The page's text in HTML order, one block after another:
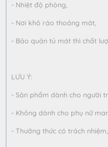
- Nhiệt độ phòng,
- Nơi khô ráo thoáng mát,
- Bảo quản tủ mát thì chất
LƯU Ý:
- Sản phẩm dành cho người
- Không dành cho phụ nữ
- Thưởng thức có trách